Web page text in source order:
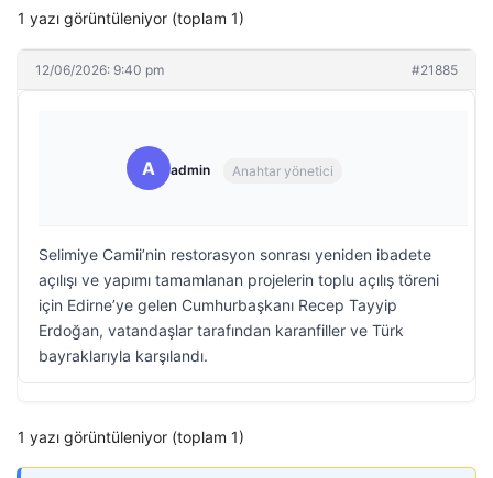
1 yazı görüntüleniyor (toplam 1)
12/06/2026: 9:40 pm #21885
A admin Anahtar yönetici
Selimiye Camii’nin restorasyon sonrası yeniden ibadete
açılışı ve yapımı tamamlanan projelerin toplu açılış töreni
için Edirne’ye gelen Cumhurbaşkanı Recep Tayyip
Erdoğan, vatandaşlar tarafından karanfiller ve Türk
bayraklarıyla karşılandı.
1 yazı görüntüleniyor (toplam 1)